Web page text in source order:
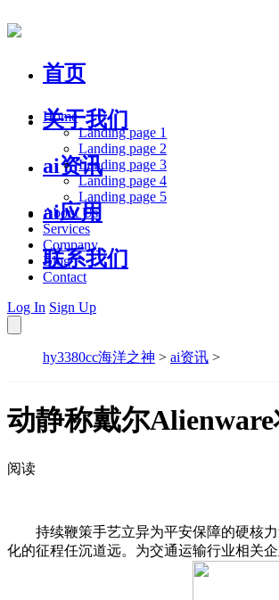
首页
关于我们
ai资讯
ai应用
联系我们
Home
Landing page 1
Landing page 2
Landing page 3
Landing page 4
Landing page 5
About Us
Services
Company
Blog
Contact
Log In Sign Up
hy3380cc海洋之神 > ai资讯 >
动静称戴尔
阅读
持续鞭策手艺立异为平安保障的硬核力
化的征程任沉道远。为交通运输行业相关